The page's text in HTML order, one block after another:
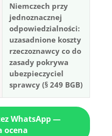
Niemczech przy
jednoznacznej
odpowiedzialności:
uzasadnione koszty
rzeczoznawcy co do
zasady pokrywa
ubezpieczyciel
sprawcy (§ 249 BGB)
WhatsApp —
ocena